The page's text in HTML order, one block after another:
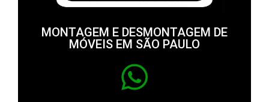
MONTAGEM E DESMONTAGEM DE
MÓVEIS EM SÃO PAULO